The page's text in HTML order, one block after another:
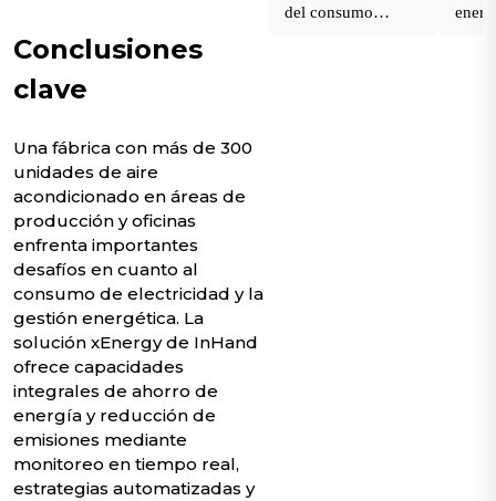
Conclusiones
clave
Una fábrica con más de 300
unidades de aire
acondicionado en áreas de
producción y oficinas
enfrenta importantes
desafíos en cuanto al
consumo de electricidad y la
gestión energética. La
solución xEnergy de InHand
ofrece capacidades
integrales de ahorro de
energía y reducción de
emisiones mediante
monitoreo en tiempo real,
estrategias automatizadas y
del consumo